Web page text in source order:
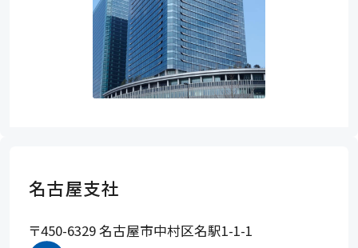
名古屋支社
〒450-6329 名古屋市中村区名駅1-1-1